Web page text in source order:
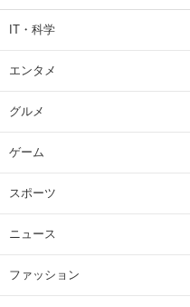
IT・科学
エンタメ
グルメ
ゲーム
スポーツ
ニュース
ファッション